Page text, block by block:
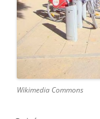
Wikimedia Commons